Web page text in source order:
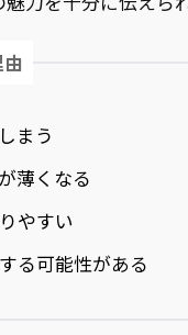
まう
薄くなる
やすい
る可能性がある